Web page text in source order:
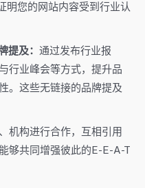
您的网站内容受到行业认
提及： 通过发布行业报
行业峰会等方式，提升品
。这些无链接的品牌提及
机构进行合作，互相引用
够共同增强彼此的E-E-A-T